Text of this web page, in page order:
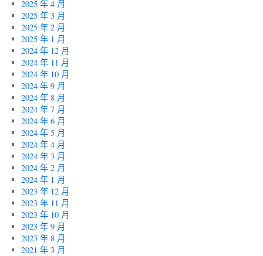
2025 年 4 月
2025 年 3 月
2025 年 2 月
2025 年 1 月
2024 年 12 月
2024 年 11 月
2024 年 10 月
2024 年 9 月
2024 年 8 月
2024 年 7 月
2024 年 6 月
2024 年 5 月
2024 年 4 月
2024 年 3 月
2024 年 2 月
2024 年 1 月
2023 年 12 月
2023 年 11 月
2023 年 10 月
2023 年 9 月
2023 年 8 月
2021 年 3 月